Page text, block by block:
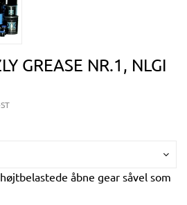
GREASE NR.1, NLGI
åbne gear såvel som